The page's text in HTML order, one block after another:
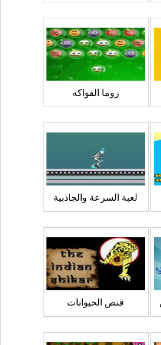
زوما الفواكه
لعبة السرعة والجاذبية
قنص الحيوانات